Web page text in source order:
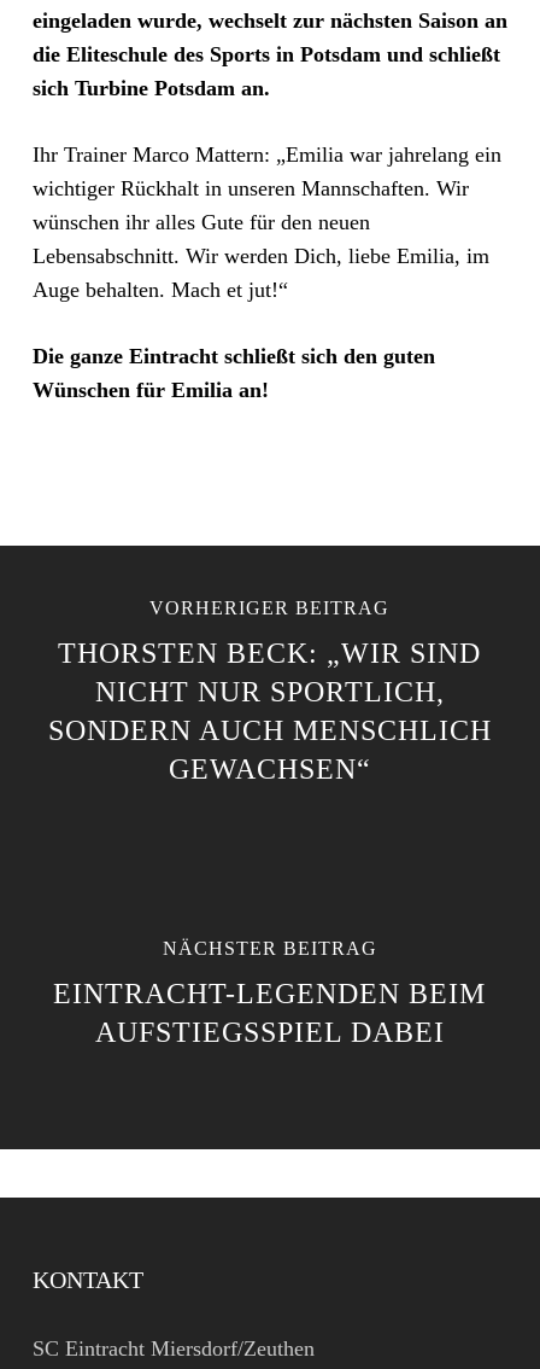
eingeladen wurde, wechselt zur nächsten Saison an
die Eliteschule des Sports in Potsdam und schließt
sich Turbine Potsdam an.
Ihr Trainer Marco Mattern: „Emilia war jahrelang ein
wichtiger Rückhalt in unseren Mannschaften. Wir
wünschen ihr alles Gute für den neuen
Lebensabschnitt. Wir werden Dich, liebe Emilia, im
Auge behalten. Mach et jut!“
Die ganze Eintracht schließt sich den guten
Wünschen für Emilia an!
VORHERIGER BEITRAG
THORSTEN BECK: „WIR SIND
NICHT NUR SPORTLICH,
SONDERN AUCH MENSCHLICH
GEWACHSEN“
NÄCHSTER BEITRAG
EINTRACHT-LEGENDEN BEIM
AUFSTIEGSSPIEL DABEI
KONTAKT
SC Eintracht Miersdorf/Zeuthen